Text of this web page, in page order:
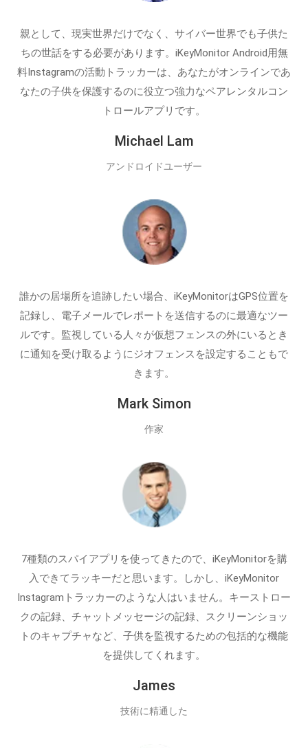
親として、現実世界だけでなく、サイバー世界でも子供た
ちの世話をする必要があります。iKeyMonitor Android用無
料Instagramの活動トラッカーは、あなたがオンラインであ
なたの子供を保護するのに役立つ強力なペアレンタルコン
トロールアプリです。
Michael Lam
アンドロイドユーザー
誰かの居場所を追跡したい場合、iKeyMonitorはGPS位置を
記録し、電子メールでレポートを送信するのに最適なツー
ルです。監視している人々が仮想フェンスの外にいるとき
に通知を受け取るようにジオフェンスを設定することもで
きます。
Mark Simon
作家
7種類のスパイアプリを使ってきたので、iKeyMonitorを購
入できてラッキーだと思います。しかし、iKeyMonitor
Instagramトラッカーのような人はいません。キーストロー
クの記録、チャットメッセージの記録、スクリーンショッ
トのキャプチャなど、子供を監視するための包括的な機能
を提供してくれます。
James
技術に精通した